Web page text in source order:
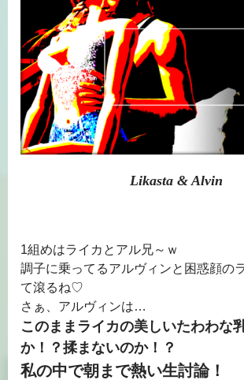
Likasta & Alvin
1組めはライカとアル兄～ｗ
調子に乗ってるアルヴィンと困惑顔の
て滾るね♡
さぁ、アルヴィンは…
このままライカの美しいたわわな
か！？揉まないのか！？
私の中で朝まで熱い生討論！